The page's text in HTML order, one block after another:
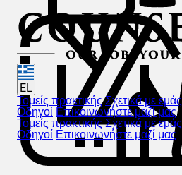
EL
Τομείς πρακτικής Σχετικά με εμάς
Οδηγοί Επικοινωνήστε μαζί μας
Τομείς πρακτικής Σχετικά με εμάς
Οδηγοί Επικοινωνήστε μαζί μας